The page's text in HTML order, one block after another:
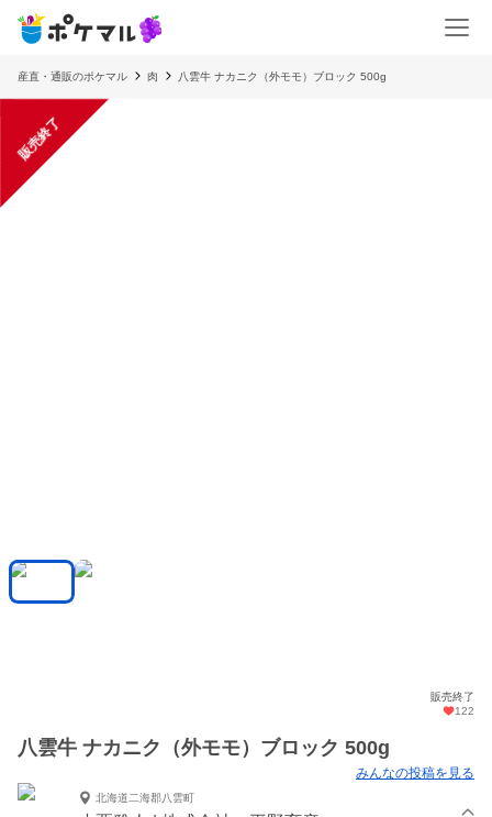
産直・通販のポケマル 肉 八雲牛 ナカニク（外モモ）ブロック 500g
販売終了
販売終了
122
八雲牛 ナカニク（外モモ）ブロック 500g
みんなの投稿を見る
北海道二海郡八雲町